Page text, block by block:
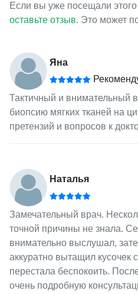
Если вы уже посещали
оставьте отзыв. Это может
Яна
Тактичный и внимательный
биопсию мягких тканей на
претензий и вопросов к
Наталья
Замечательный врач.
точной причины не знала.
внимательно выслушал,
аккуратно вытащил кусочек
перестала беспокоить.
очень подробную